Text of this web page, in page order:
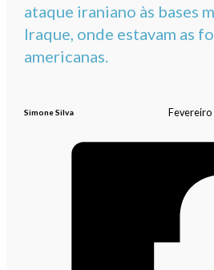
ataque iraniano às bases
Iraque, onde estavam as
americanas.
Simone Silva Fevereiro